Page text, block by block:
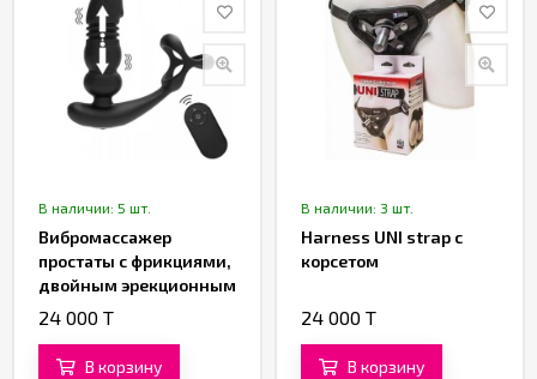
В наличии: 5 шт.
Вибромассажер
простаты с фрикциями,
двойным эрекционным
кольцом и пультом ДУ
24 000 T
В корзину
В наличии: 3 шт.
Harness UNI strap с
корсетом
24 000 T
В корзину